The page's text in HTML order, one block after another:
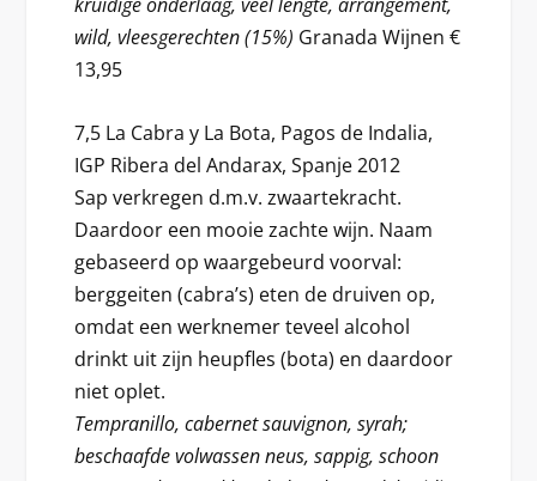
wild, vleesgerechten (15%) Granada Wijnen €
13,95
7,5 La Cabra y La Bota, Pagos de Indalia,
IGP Ribera del Andarax, Spanje 2012
Sap verkregen d.m.v. zwaartekracht.
Daardoor een mooie zachte wijn. Naam
gebaseerd op waargebeurd voorval:
berggeiten (cabra’s) eten de druiven op,
omdat een werknemer teveel alcohol
drinkt uit zijn heupfles (bota) en daardoor
niet oplet.
Tempranillo, cabernet sauvignon, syrah;
beschaafde volwassen neus, sappig, schoon